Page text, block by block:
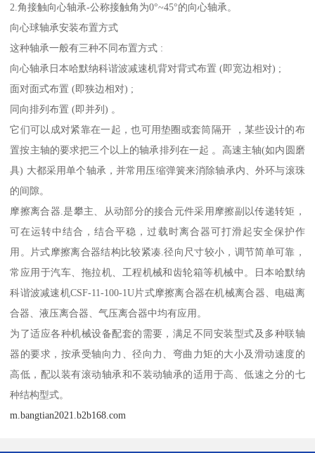
2.角接触向心轴承-公称接触角为0°~45°的向心轴承。
向心球轴承安装布置方式
这种轴承一般有三种不同布置方式 :
向心轴承日本哈默纳科谐波减速机背对背式布置 (即宽边相对) ;
面对面式布置 (即狭边相对) ;
同向排列布置 (即并列) 。
它们可以成对紧靠在一起，也可用垫圈或套筒隔开 ，某些设计的布
置按主轴的要求把三个以上的轴承排列在一起 。高速主轴(如内圆磨
具) 大都采用单个轴承，并常用压缩弹簧来消除轴承内、外环与滚珠
的间隙。
摩擦离合器.是攀主、从动部分的接合元件采用摩擦副以传递转矩，
可在运转中结合，结合平稳，过载时离合器可打滑起安全保护作
用。片式摩擦离合器结构比较紧凑.径向尺寸较小，调节简单可靠，
常应用于汽车、拖拉机、工程机械和齿轮箱等机械中。日本哈默纳
科谐波减速机CSF-11-100-1U片式摩擦离合器在机械离合器、电磁离
合器、液压离合器、气压离合器中均有应用。
为了适应各种机械设备配套的需要，满足不同安装型式及多种联轴
器的要求，按承受轴向力、径向力、弯曲力矩的大小及滑动速度的
高低，配以装有滚动轴承和不装动轴承的适用于高、低速之分的七
种结构型式。
m.bangtian2021.b2b168.com